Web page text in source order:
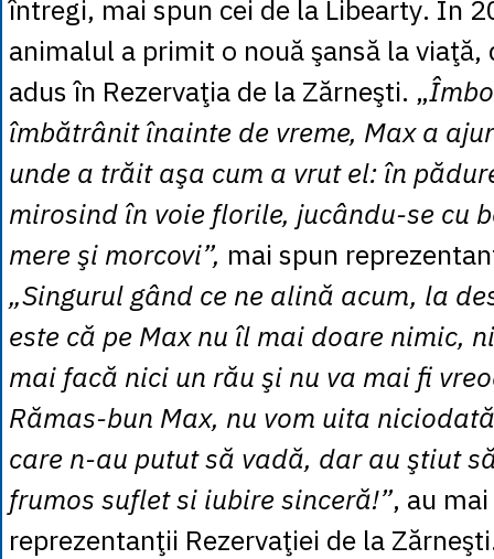
întregi, mai spun cei de la Libearty. În
animalul a primit o nouă şansă la viaţă,
adus în Rezervaţia de la Zărneşti. „
îmbătrânit înainte de vreme, Max a
unde a trăit aşa cum a vrut el: în
mirosind în voie florile, jucându-se cu
mere şi morcovi”, mai spun
„Singurul gând ce ne alină acum, la
este că pe Max nu îl mai doare nimic,
mai facă nici un rău şi nu va mai fi
Rămas-bun Max, nu vom uita
care n-au putut să vadă, dar au ştiut
frumos suflet si iubire sinceră!”, au
reprezentanţii Rezervaţiei de la